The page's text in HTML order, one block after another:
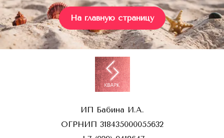
На главную страницу
ИП Бабина И.А.
ОГРНИП 318435000055632